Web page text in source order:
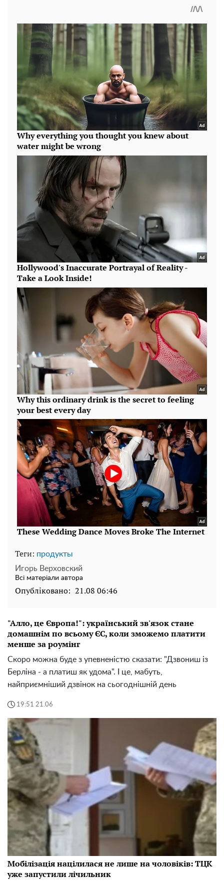
Теги: продукты
Игорь Верховский
Всі матеріали автора
Опубліковано: 21.08 06:46
"Алло, це Європа!": український зв'язок стане
домашнім по всьому ЄС, коли зможемо платити
менше за роумінг
Скоро можна буде з упевненістю сказати: "Дзвониш із
Берліна - а платиш як удома". І це, мабуть,
найприємніший дзвінок на сьогоднішній день
19:51 21.06
Мобілізація націлилася не лише на чоловіків: ТЦК
уже запустили лічильник